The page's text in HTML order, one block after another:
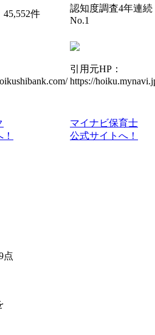
件
認知度調査4年連続
No.1
引用元HP：
https://
マイナビ保育士
公式サイトへ！
点